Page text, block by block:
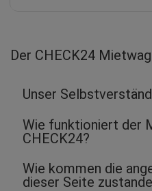
Der CHECK24
Unser
Wie funktioniert der
CHECK24?
Wie kommen die
dieser Seite